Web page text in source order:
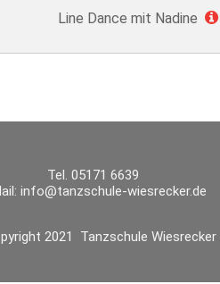
Line Dance mit Nadine
Tel. 05171 6639
info@tanzschule-wiesrecker.de
2021 Tanzschule Wiesrecker